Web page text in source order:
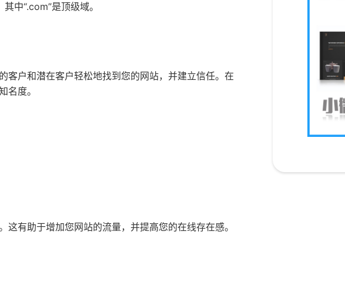
中“.com”是顶级域。
客户和潜在客户轻松地找到您的网站，并建立信任。在
名度。
有助于增加您网站的流量，并提高您的在线存在感。